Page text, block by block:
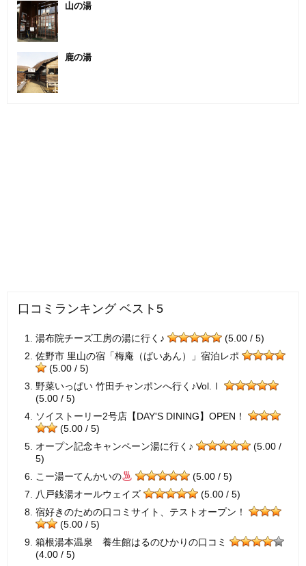
山の湯
鹿の湯
口コミランキング ベスト5
湯布院チーズ工房の湯に行く♪
(5.00 / 5)
佐野市 里山の宿「梅庵（ばいあん）」宿泊レポ
(5.00 / 5)
野菜いっぱい 竹田チャンポンへ行く♪Vol.Ⅰ
(5.00 / 5)
ソイストーリー2号店【DAY'S DINING】OPEN！
(5.00 / 5)
オープン記念キャンペーン湯に行く♪
(5.00 /
5)
こー湯ーてんかいの
(5.00 / 5)
八戸銭湯オールウェイズ
(5.00 / 5)
宿好きのための口コミサイト、テストオープン！
(5.00 / 5)
箱根湯本温泉 養生館はるのひかりの口コミ
(4.00 / 5)